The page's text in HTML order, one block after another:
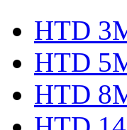
HTD
HTD
HTD